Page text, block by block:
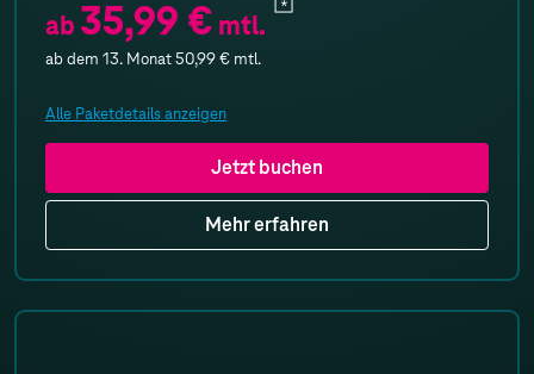
ab 35,99 € mtl.
ab dem 13. Monat50,99 € mtl.
Alle Paketdetails anzeigen
Jetzt buchen
Mehr erfahren